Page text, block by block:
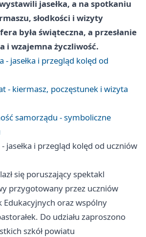
jasełka, a na spotkaniu
słodkości i wizyty
była świąteczna, a przesłanie
i wzajemna życzliwość.
- jasełka i przegląd kolęd od
- kiermasz, poczęstunek i wizyta
samorządu - symboliczne
- jasełka i przegląd kolęd od uczniów
się poruszający spektakl
przygotowany przez uczniów
Edukacyjnych oraz wspólny
Do udziału zaproszono
szkół powiatu